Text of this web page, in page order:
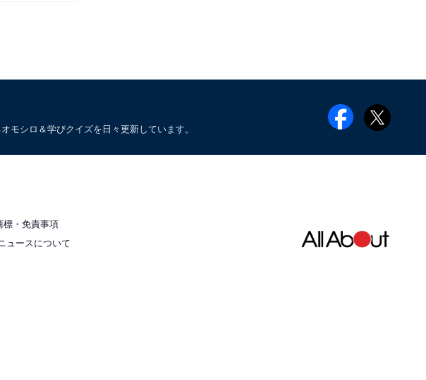
モシロ＆学びクイズを日々更新しています。
標・免責事項
ュースについて